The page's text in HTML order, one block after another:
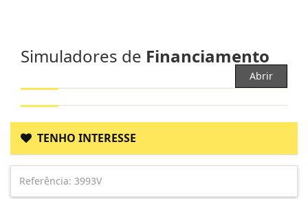
Simuladores de Financiamento
Abrir
TENHO INTERESSE